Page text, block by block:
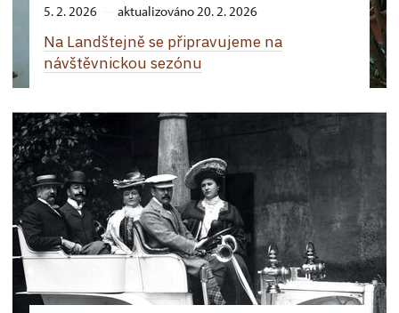
5. 2. 2026 aktualizováno 20. 2. 2026
Na Landštejně se připravujeme na
návštěvnickou sezónu